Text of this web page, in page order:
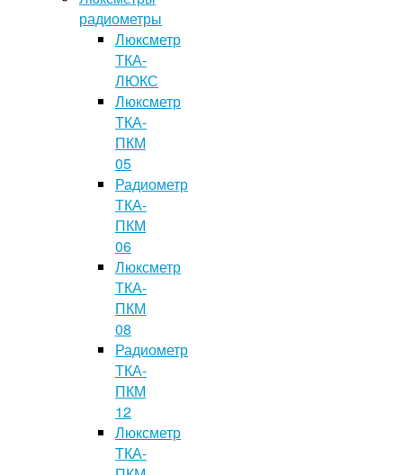
радиометры
Люксметр
ТКА-
ЛЮКС
Люксметр
ТКА-
ПКМ
05
Радиометр
ТКА-
ПКМ
06
Люксметр
ТКА-
ПКМ
08
Радиометр
ТКА-
ПКМ
12
Люксметр
ТКА-